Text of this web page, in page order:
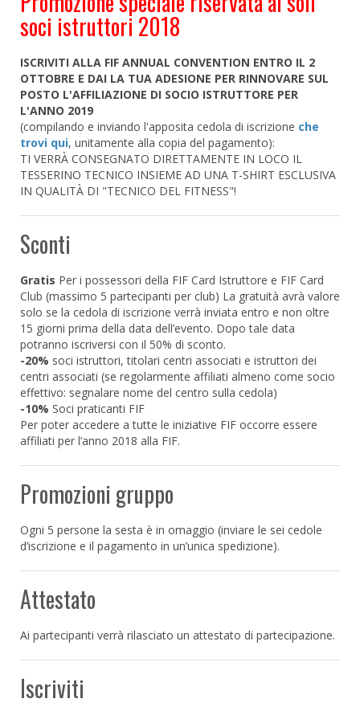
soci istruttori 2018
ISCRIVITI ALLA FIF ANNUAL CONVENTION ENTRO IL 2
OTTOBRE E DAI LA TUA ADESIONE PER RINNOVARE SUL
POSTO L'AFFILIAZIONE DI SOCIO ISTRUTTORE PER
L'ANNO 2019
(compilando e inviando l'apposita cedola di iscrizione che
trovi qui, unitamente alla copia del pagamento):
TI VERRÀ CONSEGNATO DIRETTAMENTE IN LOCO IL
TESSERINO TECNICO INSIEME AD UNA T-SHIRT ESCLUSIVA
IN QUALITÀ DI "TECNICO DEL FITNESS"!
Sconti
Gratis Per i possessori della FIF Card Istruttore e FIF Card
Club (massimo 5 partecipanti per club) La gratuità avrà valore
solo se la cedola di iscrizione verrà inviata entro e non oltre
15 giorni prima della data dell’evento. Dopo tale data
potranno iscriversi con il 50% di sconto.
-20% soci istruttori, titolari centri associati e istruttori dei
centri associati (se regolarmente affiliati almeno come socio
effettivo: segnalare nome del centro sulla cedola)
-10% Soci praticanti FIF
Per poter accedere a tutte le iniziative FIF occorre essere
affiliati per l’anno 2018 alla FIF.
Promozioni gruppo
Ogni 5 persone la sesta è in omaggio (inviare le sei cedole
d’iscrizione e il pagamento in un’unica spedizione).
Attestato
Ai partecipanti verrà rilasciato un attestato di partecipazione.
Iscriviti